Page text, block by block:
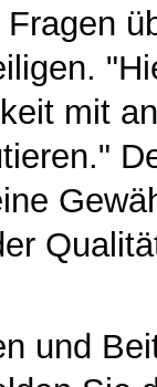
mit
und